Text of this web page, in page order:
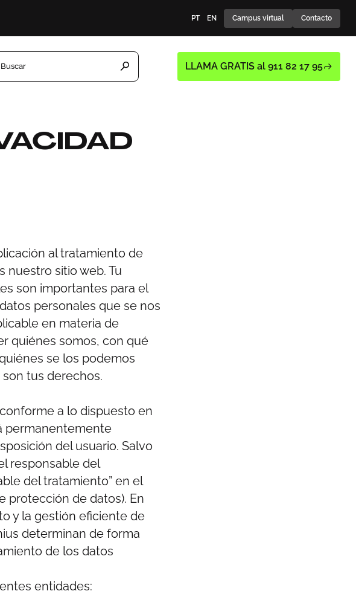
PT EN Campus virtual Contacto
Buscar LLAMA GRATIS al 911 82 17 95
al tratamiento de
nuestro sitio web. Tu
son importantes para el
personales que se nos
en materia de
quiénes somos, con qué
se los podemos
tus derechos.
a lo dispuesto en
permanentemente
del usuario. Salvo
responsable del
del tratamiento” en el
protección de datos). En
y la gestión eficiente de
determinan de forma
de los datos
entidades: